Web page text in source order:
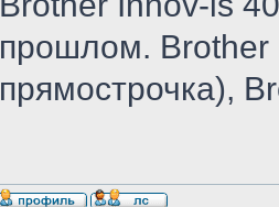
прошлом. Brother
прямострочка),